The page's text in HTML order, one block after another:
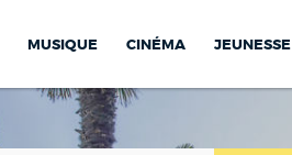
MUSIQUE CINÉMA JEUNESSE